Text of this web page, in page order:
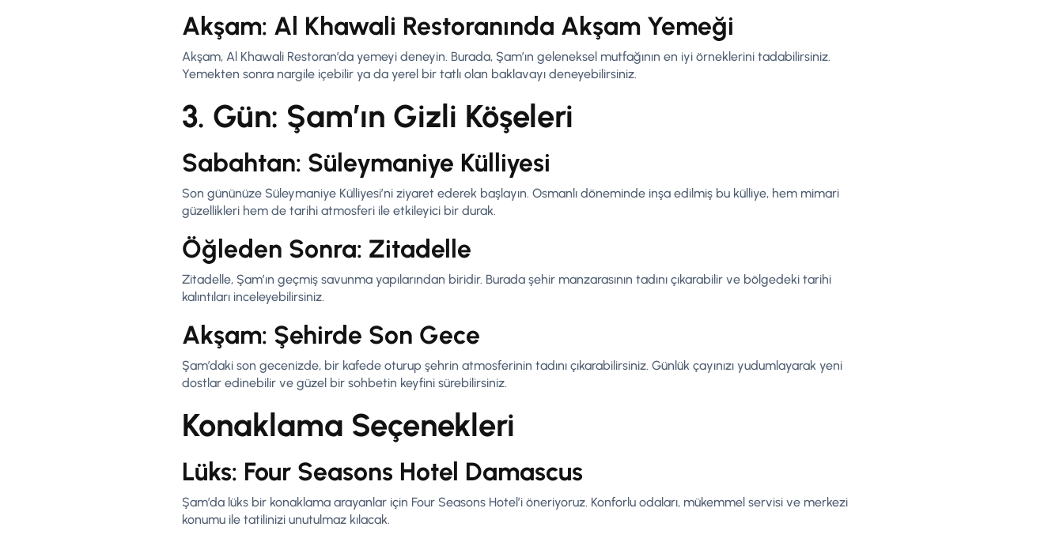
Akşam: Al Khawali Restoranında Akşam Yemeği
Akşam, Al Khawali Restoran’da yemeyi deneyin. Burada, Şam’ın geleneksel mutfağının en iyi örneklerini tadabilirsiniz.
Yemekten sonra nargile içebilir ya da yerel bir tatlı olan baklavayı deneyebilirsiniz.
3. Gün: Şam’ın Gizli Köşeleri
Sabahtan: Süleymaniye Külliyesi
Son gününüze Süleymaniye Külliyesi’ni ziyaret ederek başlayın. Osmanlı döneminde inşa edilmiş bu külliye, hem mimari
güzellikleri hem de tarihi atmosferi ile etkileyici bir durak.
Öğleden Sonra: Zitadelle
Zitadelle, Şam’ın geçmiş savunma yapılarından biridir. Burada şehir manzarasının tadını çıkarabilir ve bölgedeki tarihi
kalıntıları inceleyebilirsiniz.
Akşam: Şehirde Son Gece
Şam’daki son gecenizde, bir kafede oturup şehrin atmosferinin tadını çıkarabilirsiniz. Günlük çayınızı yudumlayarak yeni
dostlar edinebilir ve güzel bir sohbetin keyfini sürebilirsiniz.
Konaklama Seçenekleri
Lüks: Four Seasons Hotel Damascus
Şam’da lüks bir konaklama arayanlar için Four Seasons Hotel’i öneriyoruz. Konforlu odaları, mükemmel servisi ve merkezi
konumu ile tatilinizi unutulmaz kılacak.